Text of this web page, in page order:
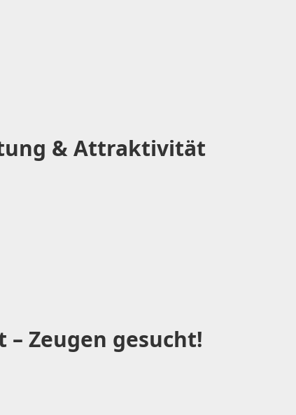
& Attraktivität
Zeugen gesucht!